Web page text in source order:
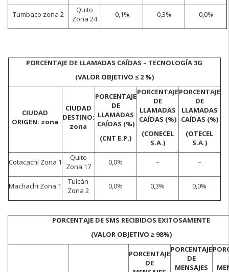
Tumbaco zona 2
Quito
Zona 24
0,1% 0,3% 0,0%
PORCENTAJE DE LLAMADAS CAÍDAS – TECNOLOGÍA 3G
(VALOR OBJETIVO ≤ 2 %)
CIUDAD
ORIGEN: zona
CIUDAD
DESTINO:
zona
PORCENTAJE
DE
LLAMADAS
CAÍDAS (%)
(CNT E.P.)
PORCENTAJE
DE
LLAMADAS
CAÍDAS (%)
(CONECEL
S.A.)
PORCENTAJE
DE
LLAMADAS
CAÍDAS (%)
(OTECEL
S.A.)
Cotacachi Zona 1
Quito
Zona 17
0,0% – –
Machachi Zona 1
Tulcán
Zona 2
0,0% 0,3% 0,0%
PORCENTAJE DE SMS RECIBIDOS EXITOSAMENTE
(VALOR OBJETIVO ≥ 98%)
PORCENTAJE
DE
PORCENTAJE
DE
MENSAJES